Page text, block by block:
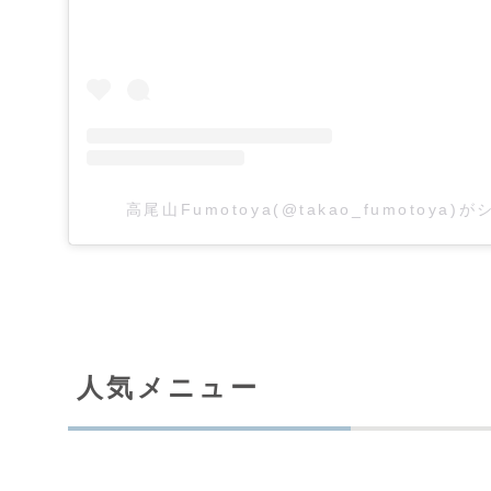
高尾山Fumotoya(@takao_fumotoya)がシ
人気メニュー